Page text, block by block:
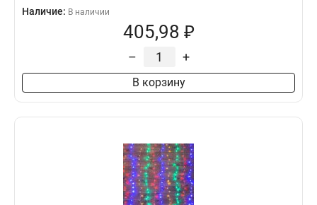
Наличие: В наличии
405,98 ₽
– +
В корзину